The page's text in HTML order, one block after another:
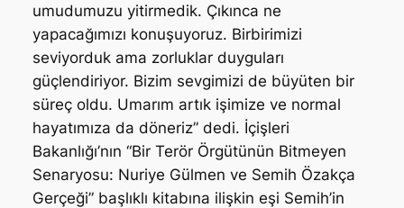
umudumuzu yitirmedik. Çıkınca ne
yapacağımızı konuşuyoruz. Birbirimizi
seviyorduk ama zorluklar duyguları
güçlendiriyor. Bizim sevgimizi de büyüten bir
süreç oldu. Umarım artık işimize ve normal
hayatımıza da döneriz” dedi. İçişleri
Bakanlığı’nın “Bir Terör Örgütünün Bitmeyen
Senaryosu: Nuriye Gülmen ve Semih Özakça
Gerçeği” başlıklı kitabına ilişkin eşi Semih’in